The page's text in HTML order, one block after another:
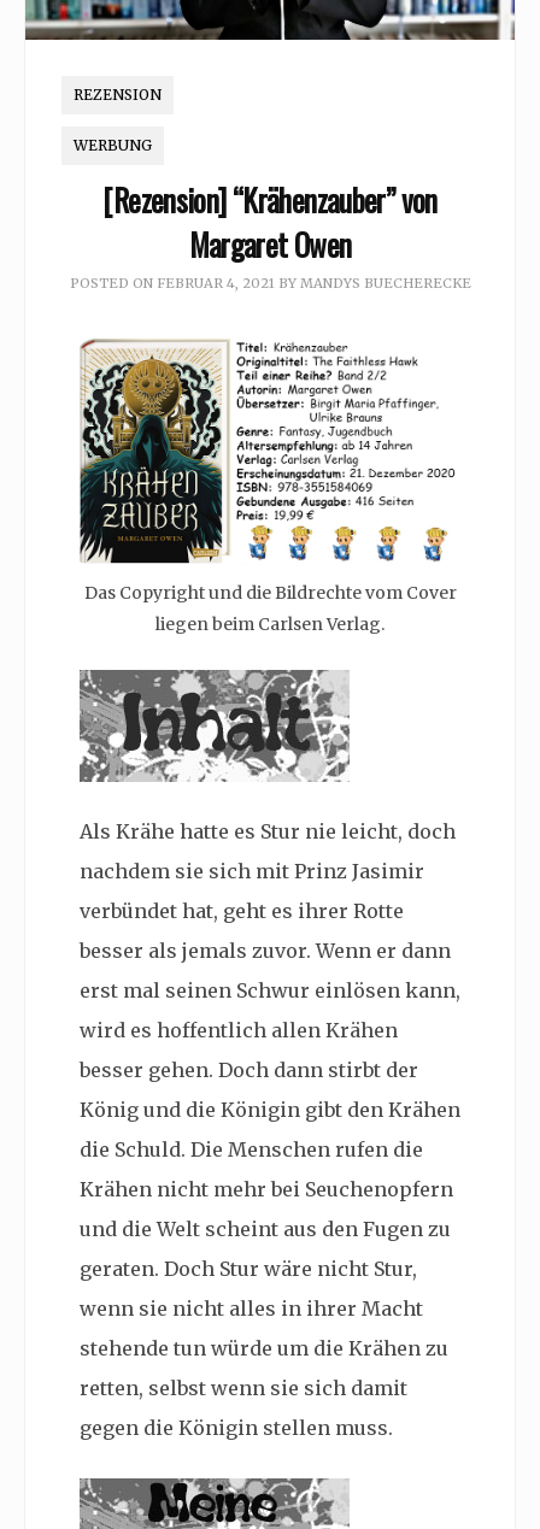
REZENSION
WERBUNG
[Rezension] “Krähenzauber” von
Margaret Owen
POSTED ON FEBRUAR 4, 2021 BY MANDYS BUECHERECKE
Das Copyright und die Bildrechte vom Cover
liegen beim Carlsen Verlag.
Als Krähe hatte es Stur nie leicht, doch
nachdem sie sich mit Prinz Jasimir
verbündet hat, geht es ihrer Rotte
besser als jemals zuvor. Wenn er dann
erst mal seinen Schwur einlösen kann,
wird es hoffentlich allen Krähen
besser gehen. Doch dann stirbt der
König und die Königin gibt den Krähen
die Schuld. Die Menschen rufen die
Krähen nicht mehr bei Seuchenopfern
und die Welt scheint aus den Fugen zu
geraten. Doch Stur wäre nicht Stur,
wenn sie nicht alles in ihrer Macht
stehende tun würde um die Krähen zu
retten, selbst wenn sie sich damit
gegen die Königin stellen muss.